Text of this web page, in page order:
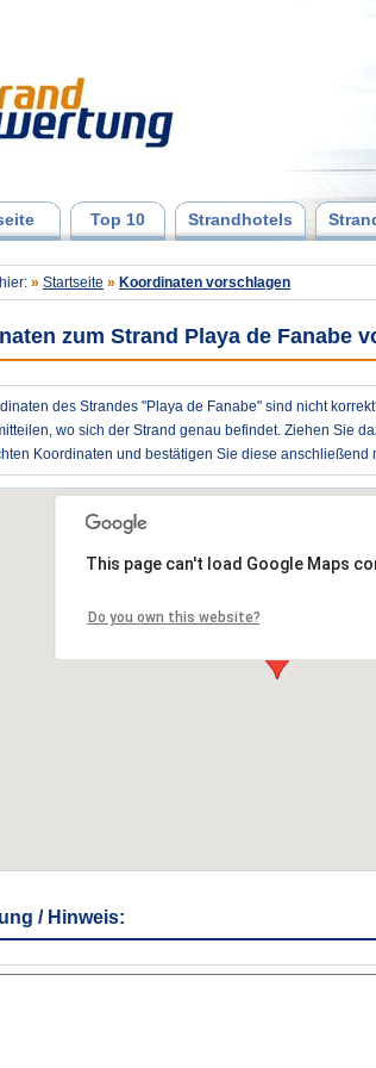
Top 10 Strandhotels
» Startseite » Koordinaten vorschlagen
zum Strand Playa de Fanabe
des Strandes "Playa de Fanabe" sind nicht
wo sich der Strand genau befindet. Ziehen Sie
Koordinaten und bestätigen Sie diese anschließend
This page can't load Google Maps
Do you own this website?
/ Hinweis: